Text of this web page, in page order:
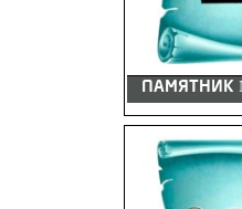
ПАМЯТНИК